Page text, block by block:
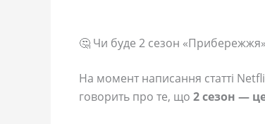
🤔 Чи буде 2 сезон
На момент написання статті
говорить про те, що 2 сезон —